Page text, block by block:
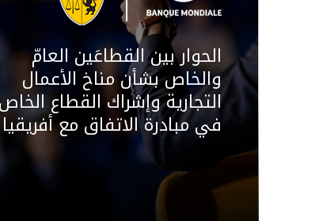
الحوار بين القطاعَين العامّ
والخاص بشأن مناخ الأعمال
التجارية وإشراك القطاع الخاص
في مبادرة الاتفاق مع أفريقيا